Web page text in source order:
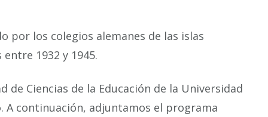
por los colegios alemanes de las islas
1932 y 1945.
de Ciencias de la Educación de la Universidad
A continuación, adjuntamos el programa